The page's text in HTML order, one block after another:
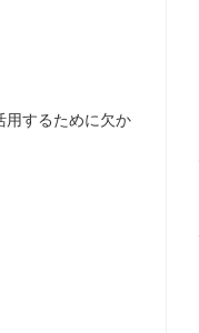
用するために欠か